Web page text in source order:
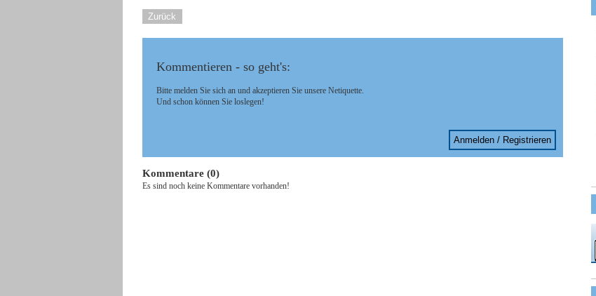
Zurück
Kommentieren - so geht's:
Bitte melden Sie sich an und akzeptieren Sie unsere Netiquette.
Und schon können Sie loslegen!
Anmelden / Registrieren
Kommentare (0)
Es sind noch keine Kommentare vorhanden!